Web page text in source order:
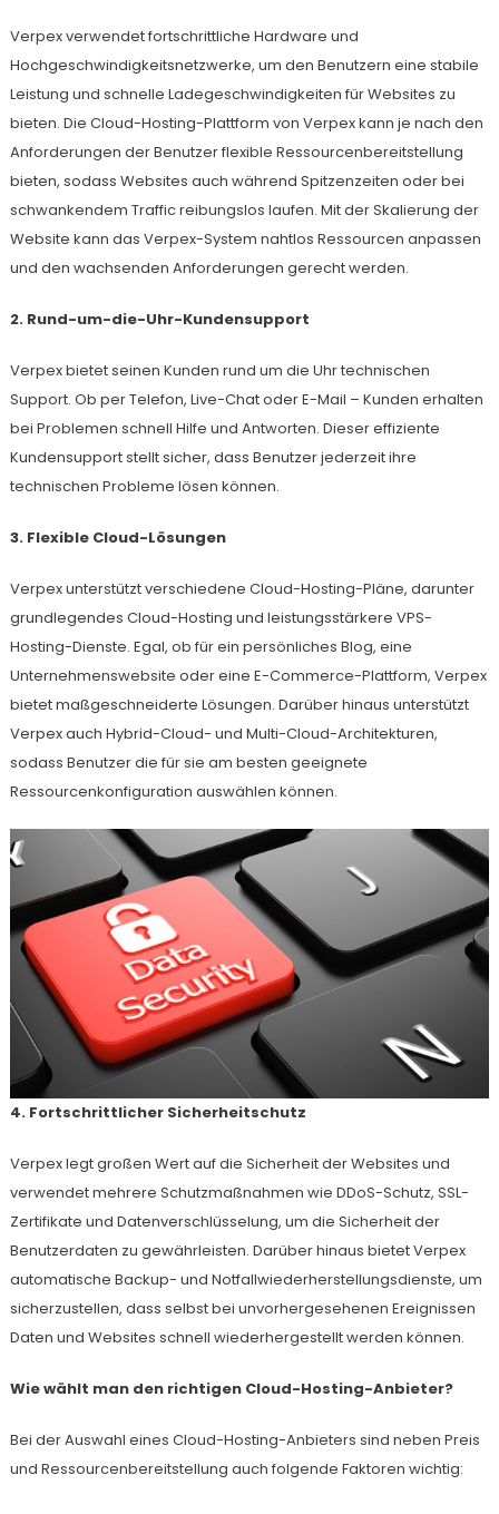
Verpex verwendet fortschrittliche Hardware und
Hochgeschwindigkeitsnetzwerke, um den Benutzern eine stabile
Leistung und schnelle Ladegeschwindigkeiten für Websites zu
bieten. Die Cloud-Hosting-Plattform von Verpex kann je nach den
Anforderungen der Benutzer flexible Ressourcenbereitstellung
bieten, sodass Websites auch während Spitzenzeiten oder bei
schwankendem Traffic reibungslos laufen. Mit der Skalierung der
Website kann das Verpex-System nahtlos Ressourcen anpassen
und den wachsenden Anforderungen gerecht werden.
2. Rund-um-die-Uhr-Kundensupport
Verpex bietet seinen Kunden rund um die Uhr technischen
Support. Ob per Telefon, Live-Chat oder E-Mail – Kunden erhalten
bei Problemen schnell Hilfe und Antworten. Dieser effiziente
Kundensupport stellt sicher, dass Benutzer jederzeit ihre
technischen Probleme lösen können.
3. Flexible Cloud-Lösungen
Verpex unterstützt verschiedene Cloud-Hosting-Pläne, darunter
grundlegendes Cloud-Hosting und leistungsstärkere VPS-
Hosting-Dienste. Egal, ob für ein persönliches Blog, eine
Unternehmenswebsite oder eine E-Commerce-Plattform, Verpex
bietet maßgeschneiderte Lösungen. Darüber hinaus unterstützt
Verpex auch Hybrid-Cloud- und Multi-Cloud-Architekturen,
sodass Benutzer die für sie am besten geeignete
Ressourcenkonfiguration auswählen können.
4. Fortschrittlicher Sicherheitschutz
Verpex legt großen Wert auf die Sicherheit der Websites und
verwendet mehrere Schutzmaßnahmen wie DDoS-Schutz, SSL-
Zertifikate und Datenverschlüsselung, um die Sicherheit der
Benutzerdaten zu gewährleisten. Darüber hinaus bietet Verpex
automatische Backup- und Notfallwiederherstellungsdienste, um
sicherzustellen, dass selbst bei unvorhergesehenen Ereignissen
Daten und Websites schnell wiederhergestellt werden können.
Wie wählt man den richtigen Cloud-Hosting-Anbieter?
Bei der Auswahl eines Cloud-Hosting-Anbieters sind neben Preis
und Ressourcenbereitstellung auch folgende Faktoren wichtig: